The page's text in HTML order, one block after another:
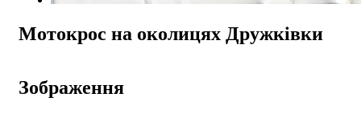
Мотокрос на околицях Дружківки
Зображення